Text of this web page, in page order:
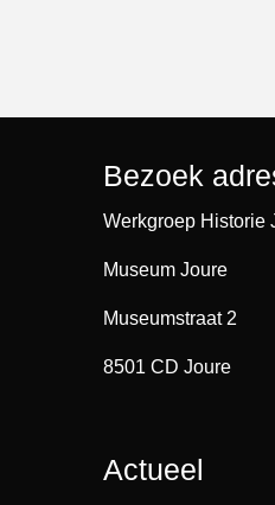
Bezoek
Werkgroep Historie
Museum Joure
Museumstraat 2
8501 CD Joure
Actueel